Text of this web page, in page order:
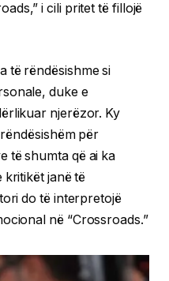
i cili pritet të fillojë
të rëndësishme si
duke e
njerëzor. Ky
për
të shumta që ai ka
kritikët janë të
do të interpretojë
në “Crossroads.”